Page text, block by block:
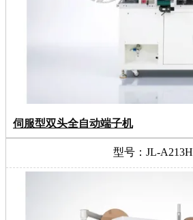
伺服型双头全自动端子机
型号：JL-A213H